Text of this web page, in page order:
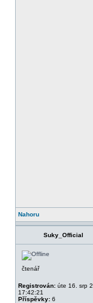
Nahoru
Suky_Official
čtenář
Registrován: úte 16. srp
17:42:21
Příspěvky: 6